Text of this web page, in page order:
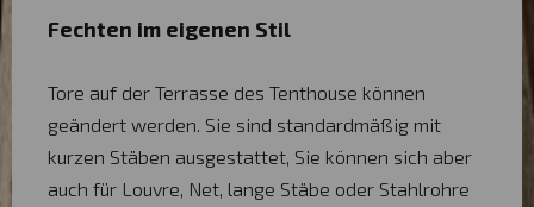
Fechten im eigenen Stil
Tore auf der Terrasse des Tenthouse können
geändert werden. Sie sind standardmäßig mit
kurzen Stäben ausgestattet, Sie können sich aber
auch für Louvre, Net, lange Stäbe oder Stahlrohre